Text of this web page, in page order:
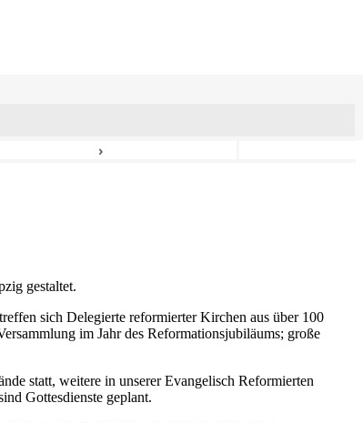
›
gestaltet.
sich Delegierte reformierter Kirchen aus über 100
im Jahr des Reformationsjubiläums; große
statt, weitere in unserer Evangelisch Reformierten
Gottesdienste geplant.